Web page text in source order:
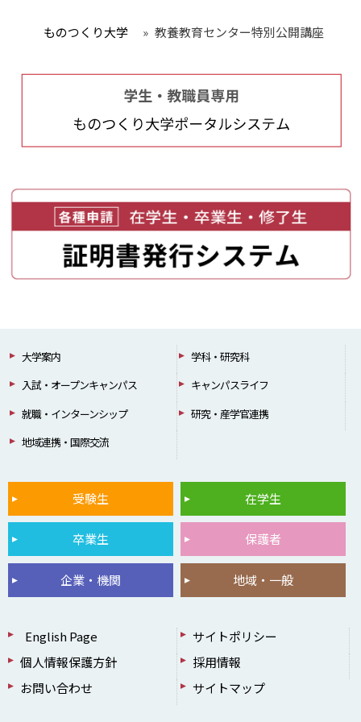
ものつくり大学 » 教養教育センター特別公開講座
大学案内
学科・研究科
入試・オープンキャンパス
キャンパスライフ
就職・インターンシップ
研究・産学官連携
地域連携・国際交流
受験生 在学生
卒業生 保護者
企業・機関 地域・一般
English Page
サイトポリシー
個人情報保護方針
採用情報
お問い合わせ
サイトマップ